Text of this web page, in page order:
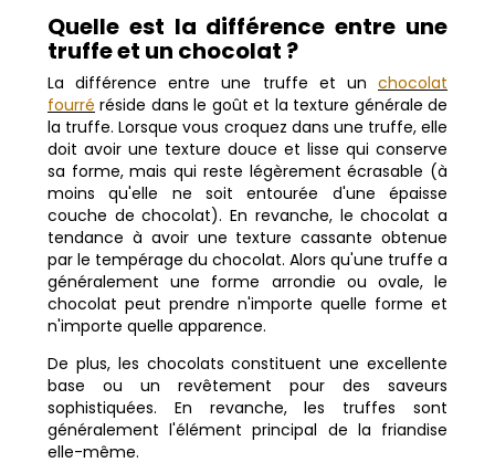
Quelle est la différence entre une
truffe et un chocolat ?
La différence entre une truffe et un chocolat
fourré réside dans le goût et la texture générale de
la truffe. Lorsque vous croquez dans une truffe, elle
doit avoir une texture douce et lisse qui conserve
sa forme, mais qui reste légèrement écrasable (à
moins qu'elle ne soit entourée d'une épaisse
couche de chocolat). En revanche, le chocolat a
tendance à avoir une texture cassante obtenue
par le tempérage du chocolat. Alors qu'une truffe a
généralement une forme arrondie ou ovale, le
chocolat peut prendre n'importe quelle forme et
n'importe quelle apparence.
De plus, les chocolats constituent une excellente
base ou un revêtement pour des saveurs
sophistiquées. En revanche, les truffes sont
généralement l'élément principal de la friandise
elle-même.